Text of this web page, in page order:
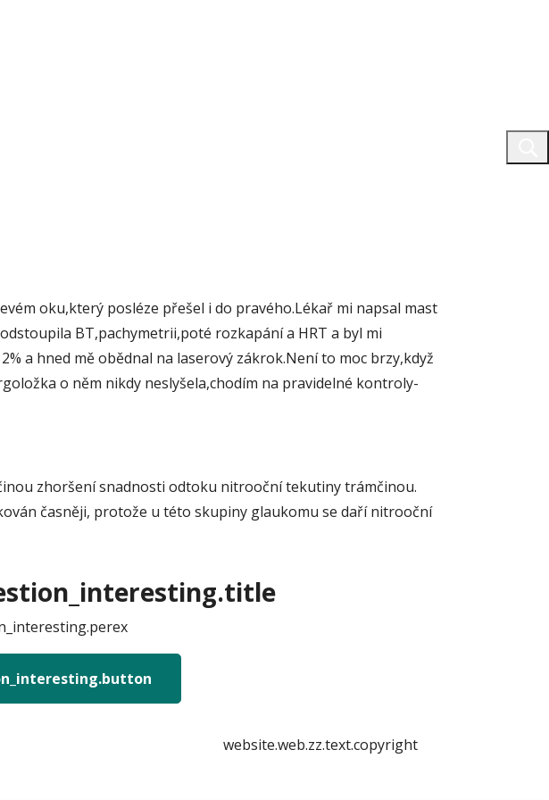
oku,který posléze přešel i do pravého.Lékař mi napsal mast
BT,pachymetrii,poté rozkapání a HRT a byl mi
a hned mě obědnal na laserový zákrok.Není to moc brzy,když
o něm nikdy neslyšela,chodím na pravidelné kontroly-
zhoršení snadnosti odtoku nitrooční tekutiny trámčinou.
časněji, protože u této skupiny glaukomu se daří nitrooční
website.web.zz.text.copyright